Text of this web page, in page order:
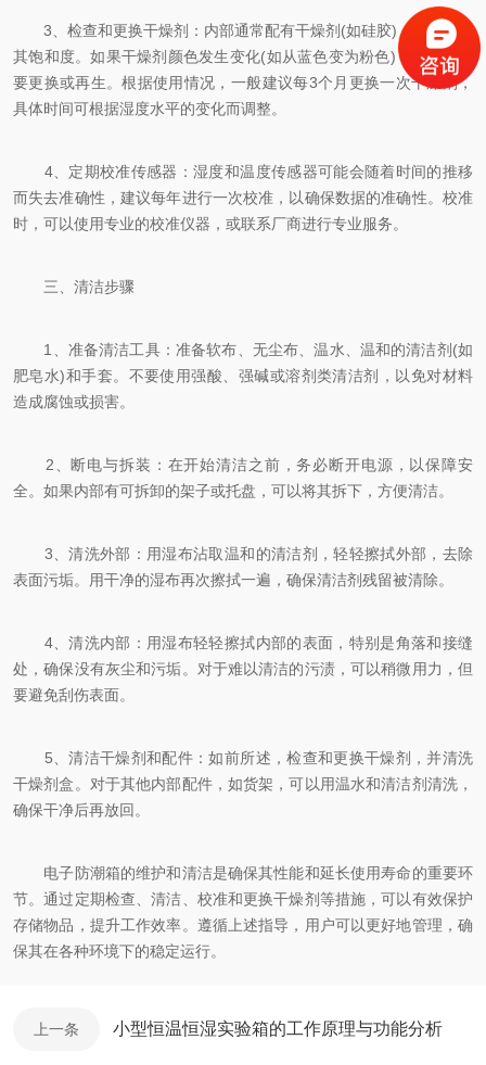
3、检查和更换干燥剂：内部通常配有干燥剂(如硅胶)，定期检查
其饱和度。如果干燥剂颜色发生变化(如从蓝色变为粉色)，则说明需
要更换或再生。根据使用情况，一般建议每3个月更换一次干燥剂，
具体时间可根据湿度水平的变化而调整。
4、定期校准传感器：湿度和温度传感器可能会随着时间的推移
而失去准确性，建议每年进行一次校准，以确保数据的准确性。校准
时，可以使用专业的校准仪器，或联系厂商进行专业服务。
三、清洁步骤
1、准备清洁工具：准备软布、无尘布、温水、温和的清洁剂(如
肥皂水)和手套。不要使用强酸、强碱或溶剂类清洁剂，以免对材料
造成腐蚀或损害。
2、断电与拆装：在开始清洁之前，务必断开电源，以保障安
全。如果内部有可拆卸的架子或托盘，可以将其拆下，方便清洁。
3、清洗外部：用湿布沾取温和的清洁剂，轻轻擦拭外部，去除
表面污垢。用干净的湿布再次擦拭一遍，确保清洁剂残留被清除。
4、清洗内部：用湿布轻轻擦拭内部的表面，特别是角落和接缝
处，确保没有灰尘和污垢。对于难以清洁的污渍，可以稍微用力，但
要避免刮伤表面。
5、清洁干燥剂和配件：如前所述，检查和更换干燥剂，并清洗
干燥剂盒。对于其他内部配件，如货架，可以用温水和清洁剂清洗，
确保干净后再放回。
电子防潮箱的维护和清洁是确保其性能和延长使用寿命的重要环
节。通过定期检查、清洁、校准和更换干燥剂等措施，可以有效保护
存储物品，提升工作效率。遵循上述指导，用户可以更好地管理，确
保其在各种环境下的稳定运行。
上一条 小型恒温恒湿实验箱的工作原理与功能分析